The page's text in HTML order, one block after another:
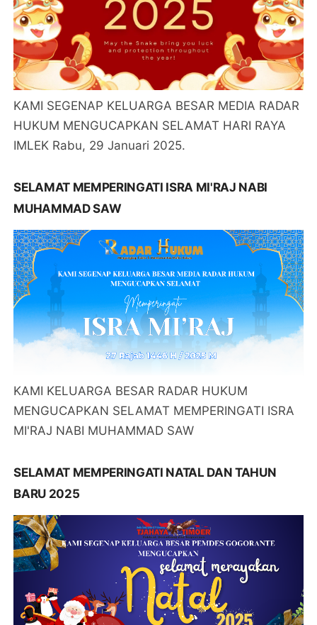
KAMI SEGENAP KELUARGA BESAR MEDIA RADAR
HUKUM MENGUCAPKAN SELAMAT HARI RAYA
IMLEK Rabu, 29 Januari 2025.
SELAMAT MEMPERINGATI ISRA MI'RAJ NABI
MUHAMMAD SAW
KAMI KELUARGA BESAR RADAR HUKUM
MENGUCAPKAN SELAMAT MEMPERINGATI ISRA
MI'RAJ NABI MUHAMMAD SAW
SELAMAT MEMPERINGATI NATAL DAN TAHUN
BARU 2025